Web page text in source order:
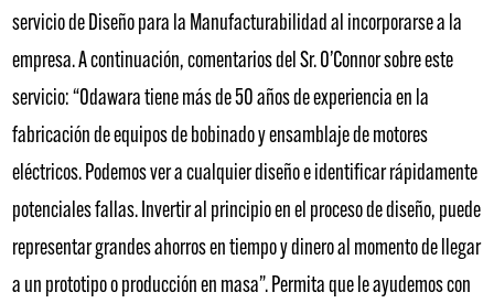
servicio de Diseño para la Manufacturabilidad al incorporarse a la
empresa. A continuación, comentarios del Sr. O’Connor sobre este
servicio: “Odawara tiene más de 50 años de experiencia en la
fabricación de equipos de bobinado y ensamblaje de motores
eléctricos. Podemos ver a cualquier diseño e identificar rápidamente
potenciales fallas. Invertir al principio en el proceso de diseño, puede
representar grandes ahorros en tiempo y dinero al momento de llegar
a un prototipo o producción en masa”. Permita que le ayudemos con